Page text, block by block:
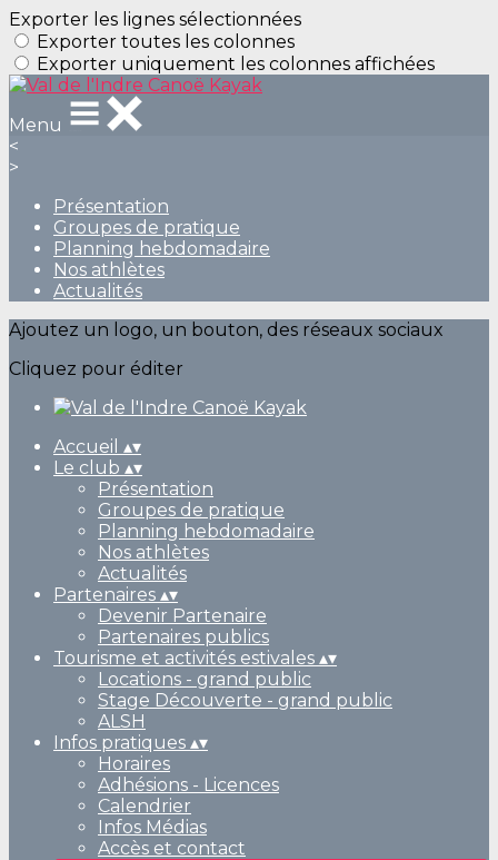
Exporter les lignes sélectionnées
Exporter toutes les colonnes
Exporter uniquement les colonnes affichées
Menu
<
>
Présentation
Groupes de pratique
Planning hebdomadaire
Nos athlètes
Actualités
Ajoutez un logo, un bouton, des réseaux sociaux
Cliquez pour éditer
Accueil ▴▾
Le club ▴▾
Présentation
Groupes de pratique
Planning hebdomadaire
Nos athlètes
Actualités
Partenaires ▴▾
Devenir Partenaire
Partenaires publics
Tourisme et activités estivales ▴▾
Locations - grand public
Stage Découverte - grand public
ALSH
Infos pratiques ▴▾
Horaires
Adhésions - Licences
Calendrier
Infos Médias
Accès et contact